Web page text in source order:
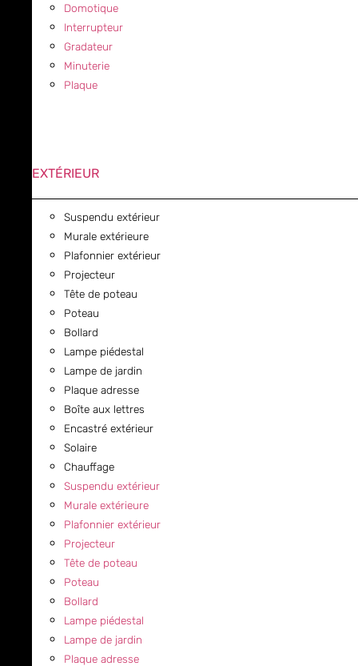
Domotique
Interrupteur
Gradateur
Minuterie
Plaque
EXTÉRIEUR
Suspendu extérieur
Murale extérieure
Plafonnier extérieur
Projecteur
Tête de poteau
Poteau
Bollard
Lampe piédestal
Lampe de jardin
Plaque adresse
Boîte aux lettres
Encastré extérieur
Solaire
Chauffage
Suspendu extérieur
Murale extérieure
Plafonnier extérieur
Projecteur
Tête de poteau
Poteau
Bollard
Lampe piédestal
Lampe de jardin
Plaque adresse